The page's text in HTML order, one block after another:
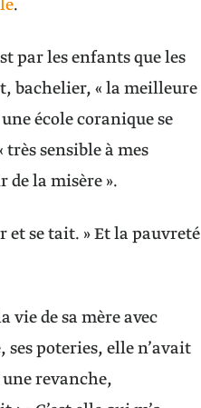
.
par les enfants que les
bachelier, « la meilleure
école coranique se
sensible à mes
la misère ».
se tait. » Et la pauvreté
de sa mère avec
poteries, elle n’avait
revanche,